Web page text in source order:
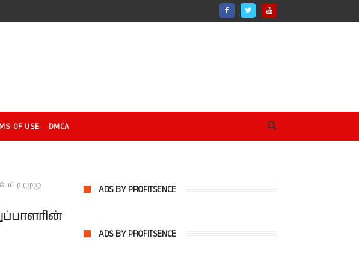
OF USE DMCA
(முழு
ADS BY PROFITSENCE
ADS BY PROFITSENCE